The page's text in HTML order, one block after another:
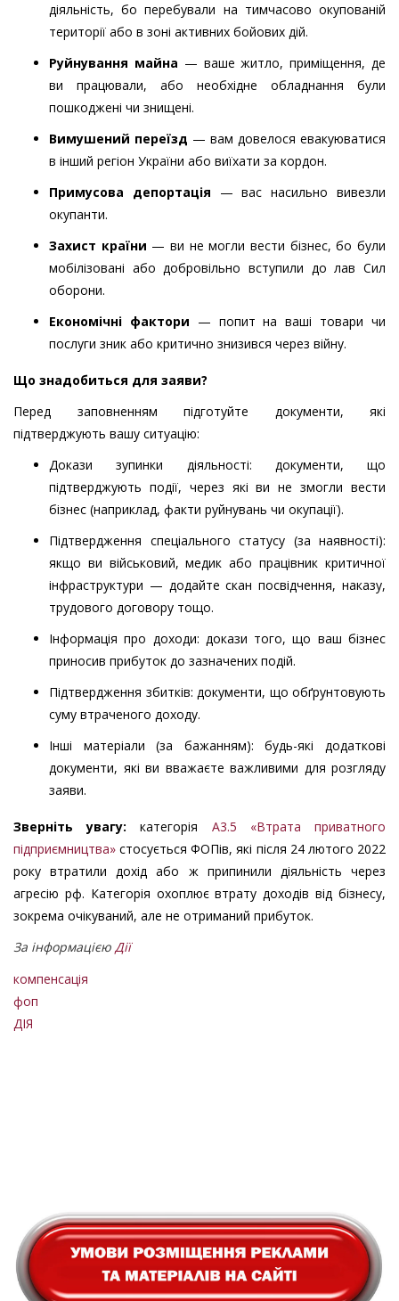
діяльність, бо перебували на тимчасово окупованій
території або в зоні активних бойових дій.
Руйнування майна — ваше житло, приміщення, де
ви працювали, або необхідне обладнання були
пошкоджені чи знищені.
Вимушений переїзд — вам довелося евакуюватися
в інший регіон України або виїхати за кордон.
Примусова депортація — вас насильно вивезли
окупанти.
Захист країни — ви не могли вести бізнес, бо були
мобілізовані або добровільно вступили до лав Сил
оборони.
Економічні фактори — попит на ваші товари чи
послуги зник або критично знизився через війну.
Що знадобиться для заяви?
Перед заповненням підготуйте документи, які
підтверджують вашу ситуацію:
Докази зупинки діяльності: документи, що
підтверджують події, через які ви не змогли вести
бізнес (наприклад, факти руйнувань чи окупації).
Підтвердження спеціального статусу (за наявності):
якщо ви військовий, медик або працівник критичної
інфраструктури — додайте скан посвідчення, наказу,
трудового договору тощо.
Інформація про доходи: докази того, що ваш бізнес
приносив прибуток до зазначених подій.
Підтвердження збитків: документи, що обґрунтовують
суму втраченого доходу.
Інші матеріали (за бажанням): будь-які додаткові
документи, які ви вважаєте важливими для розгляду
заяви.
Зверніть увагу: категорія А3.5 «Втрата приватного
підприємництва» стосується ФОПів, які після 24 лютого 2022
року втратили дохід або ж припинили діяльність через
агресію рф. Категорія охоплює втрату доходів від бізнесу,
зокрема очікуваний, але не отриманий прибуток.
За інформацією Дії
компенсація
фоп
ДІЯ